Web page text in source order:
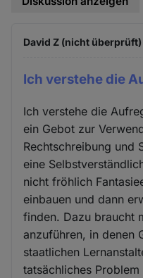
David Z (nicht überprüft)
Ich verstehe die
Ich verstehe die
ein Gebot zur
Rechtschreibung und
eine
nicht fröhlich
einbauen und dann
finden. Dazu braucht
anzuführen, in denen
staatlichen
tatsächliches